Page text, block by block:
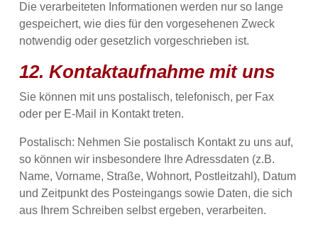
Die verarbeiteten Informationen werden nur so lange
gespeichert, wie dies für den vorgesehenen Zweck
notwendig oder gesetzlich vorgeschrieben ist.
12. Kontaktaufnahme mit uns
Sie können mit uns postalisch, telefonisch, per Fax
oder per E-Mail in Kontakt treten.
Postalisch: Nehmen Sie postalisch Kontakt zu uns auf,
so können wir insbesondere Ihre Adressdaten (z.B.
Name, Vorname, Straße, Wohnort, Postleitzahl), Datum
und Zeitpunkt des Posteingangs sowie Daten, die sich
aus Ihrem Schreiben selbst ergeben, verarbeiten.